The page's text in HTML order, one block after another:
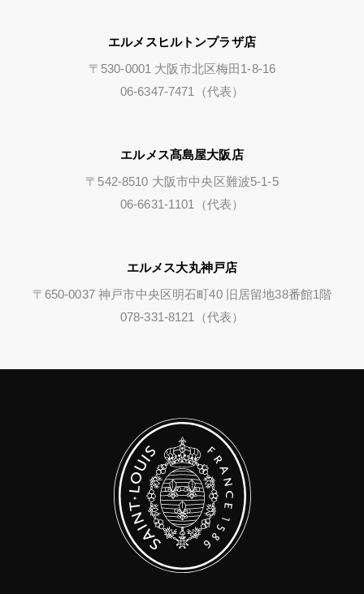
エルメスヒルトンプラザ店
〒530-0001 大阪市北区梅田1-8-16
06-6347-7471（代表）
エルメス髙島屋大阪店
〒542-8510 大阪市中央区難波5-1-5
06-6631-1101（代表）
エルメス大丸神戸店
〒650-0037 神戸市中央区明石町40 旧居留地38番館1階
078-331-8121（代表）